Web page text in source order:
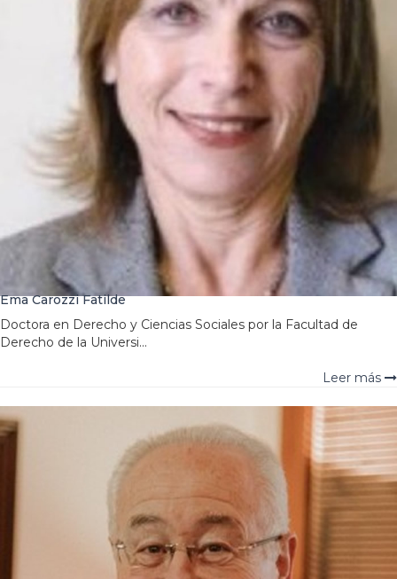
Ema Carozzi Fatilde
Doctora en Derecho y Ciencias Sociales por la Facultad de
Derecho de la Universi...
Leer más